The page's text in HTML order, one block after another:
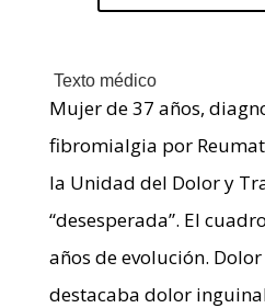
Texto médico
Mujer de 37 años,
fibromialgia por
la Unidad del Dolor y
“desesperada”. El
años de evolución.
destacaba dolor